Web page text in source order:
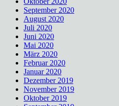
September 2020
August 2020
Juli 2020
Juni 2020
Mai 2020
März 2020
Februar 2020
Januar 2020
Dezember 2019
November 2019
Oktober 2019